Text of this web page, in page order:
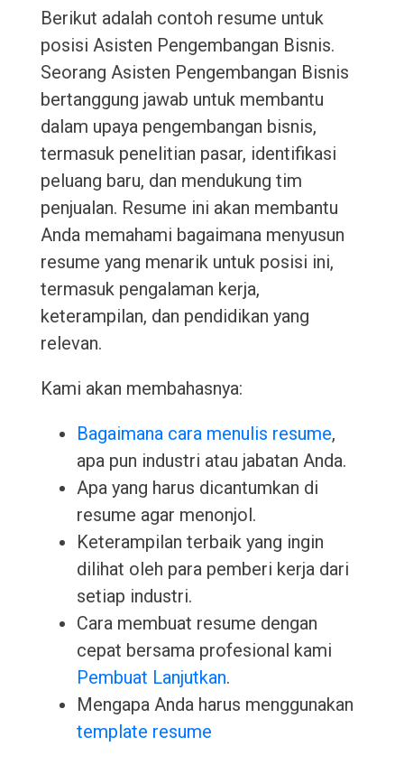
Berikut adalah contoh resume untuk
posisi Asisten Pengembangan Bisnis.
Seorang Asisten Pengembangan Bisnis
bertanggung jawab untuk membantu
dalam upaya pengembangan bisnis,
termasuk penelitian pasar, identifikasi
peluang baru, dan mendukung tim
penjualan. Resume ini akan membantu
Anda memahami bagaimana menyusun
resume yang menarik untuk posisi ini,
termasuk pengalaman kerja,
keterampilan, dan pendidikan yang
relevan.
Kami akan membahasnya:
Bagaimana cara menulis resume,
apa pun industri atau jabatan Anda.
Apa yang harus dicantumkan di
resume agar menonjol.
Keterampilan terbaik yang ingin
dilihat oleh para pemberi kerja dari
setiap industri.
Cara membuat resume dengan
cepat bersama profesional kami
Pembuat Lanjutkan.
Mengapa Anda harus menggunakan
template resume